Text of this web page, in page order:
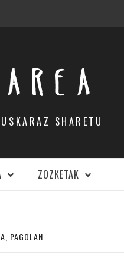
SHARETU
ZOZKETAK
PAGOLAN